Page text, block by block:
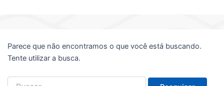
Parece que não encontramos o que você está buscando.
Tente utilizar a busca.
Pesquisar